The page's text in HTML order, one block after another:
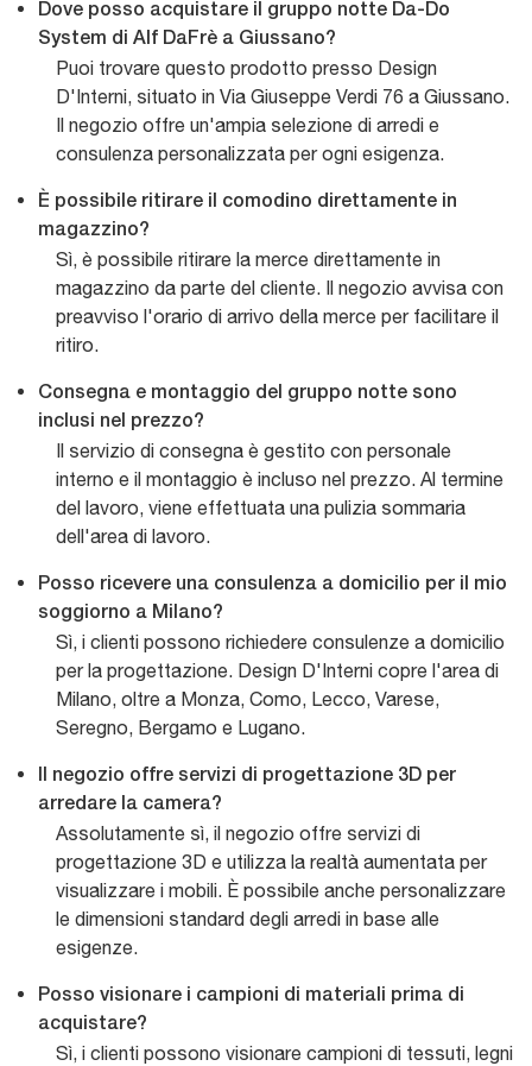
Dove posso acquistare il gruppo notte Da-Do
System di Alf DaFrè a Giussano?
Puoi trovare questo prodotto presso Design
D'Interni, situato in Via Giuseppe Verdi 76 a Giussano.
Il negozio offre un'ampia selezione di arredi e
consulenza personalizzata per ogni esigenza.
È possibile ritirare il comodino direttamente in
magazzino?
Sì, è possibile ritirare la merce direttamente in
magazzino da parte del cliente. Il negozio avvisa con
preavviso l'orario di arrivo della merce per facilitare il
ritiro.
Consegna e montaggio del gruppo notte sono
inclusi nel prezzo?
Il servizio di consegna è gestito con personale
interno e il montaggio è incluso nel prezzo. Al termine
del lavoro, viene effettuata una pulizia sommaria
dell'area di lavoro.
Posso ricevere una consulenza a domicilio per il mio
soggiorno a Milano?
Sì, i clienti possono richiedere consulenze a domicilio
per la progettazione. Design D'Interni copre l'area di
Milano, oltre a Monza, Como, Lecco, Varese,
Seregno, Bergamo e Lugano.
Il negozio offre servizi di progettazione 3D per
arredare la camera?
Assolutamente sì, il negozio offre servizi di
progettazione 3D e utilizza la realtà aumentata per
visualizzare i mobili. È possibile anche personalizzare
le dimensioni standard degli arredi in base alle
esigenze.
Posso visionare i campioni di materiali prima di
acquistare?
Sì, i clienti possono visionare campioni di tessuti, legni